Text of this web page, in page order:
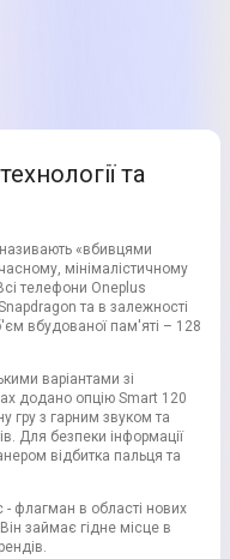
та
«вбивцями
мінімалістичному
телефони Oneplus
та в залежності
вбудованої пам'яті – 128
варіантами зі
додано опцію Smart 120
гру з гарним звуком та
Для безпеки інформації
відбитка пальця та
флагман в області нових
займає гідне місце в